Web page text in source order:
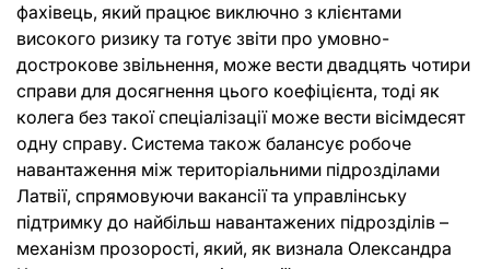
фахівець, який працює виключно з клієнтами
високого ризику та готує звіти про умовно-
дострокове звільнення, може вести двадцять чотири
справи для досягнення цього коефіцієнта, тоді як
колега без такої спеціалізації може вести вісімдесят
одну справу. Система також балансує робоче
навантаження між територіальними підрозділами
Латвії, спрямовуючи вакансії та управлінську
підтримку до найбільш навантажених підрозділів –
механізм прозорості, який, як визнала Олександра